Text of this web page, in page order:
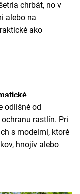
chrbát, no v
alebo na
ako
odlišné od
rastlín. Pri
s modelmi, ktoré
hnojív alebo